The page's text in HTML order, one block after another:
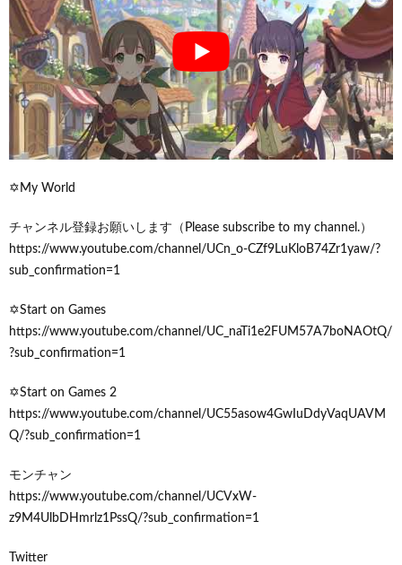
✡My World
チャンネル登録お願いします（Please subscribe to my channel.）
https://www.youtube.com/channel/UCn_o-CZf9LuKloB74Zr1yaw/?
sub_confirmation=1
✡Start on Games
https://www.youtube.com/channel/UC_naTi1e2FUM57A7boNAOtQ/
?sub_confirmation=1
✡Start on Games 2
https://www.youtube.com/channel/UC55asow4GwIuDdyVaqUAVM
Q/?sub_confirmation=1
モンチャン
https://www.youtube.com/channel/UCVxW-
z9M4UlbDHmrlz1PssQ/?sub_confirmation=1
Twitter